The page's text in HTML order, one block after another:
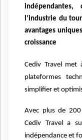
l’industrie du
avantages
croissance
Cediv Travel met
plateformes
simplifier et
Avec plus de
Cediv Travel a
indépendance et